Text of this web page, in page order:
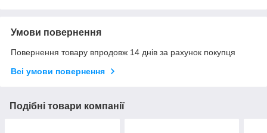
Умови повернення
Повернення товару впродовж 14 днів за рахунок покупця
Всі умови повернення
Подібні товари компанії